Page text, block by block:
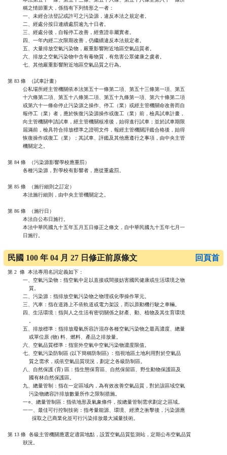
民國 100 年 04 月 27 日修正前原條文 回頁首
第 2  條  本法專用名詞定義如下：
          一、空氣污染物：指空氣中足以直接或間接妨害國民健康或生活環境之物
              質。
          二、污染源：指排放空氣污染物之物理或化學操作單元。
          三、汽車：指在道路上不依軌道或電力架設，而以原動機行駛之車輛。
          四、生活環境：指與人之生活有密切關係之財產、動、植物及其生育環境
              。
          五、排放標準：指排放廢氣所容許混存各種空氣污染物之最高濃度、總量
              或單位原 (物) 料、燃料、產品之排放量。
          六、空氣品質標準：指室外空氣中空氣污染物濃度限值。
          七、空氣污染防制區 (以下簡稱防制區) ：指視地區土地利用對於空氣品
              質之需求，或依空氣品質現況，劃定之各級防制區。
          八、自然保護 (育) 區：指生態保育區、自然保留區、野生動物保護區及
              國有林自然保護區。
          九、總量管制：指在一定區域內，為有效改善空氣品質，對於該區域空氣
              污染物總容許排放數量所作之限制措施。
          一○、總量管制區：指依地形及氣象條件，按總量管制需求劃定之區域。
          一一、最佳可行控制技術：指考量能源、環境、經濟之衝擊後，污染源應
                採取之已商業化並可行污染排放最大減量技術。
第 13 條  各級主管機關應選定適當地點，設置空氣品質監測站，定期公布空氣品質
          狀況。